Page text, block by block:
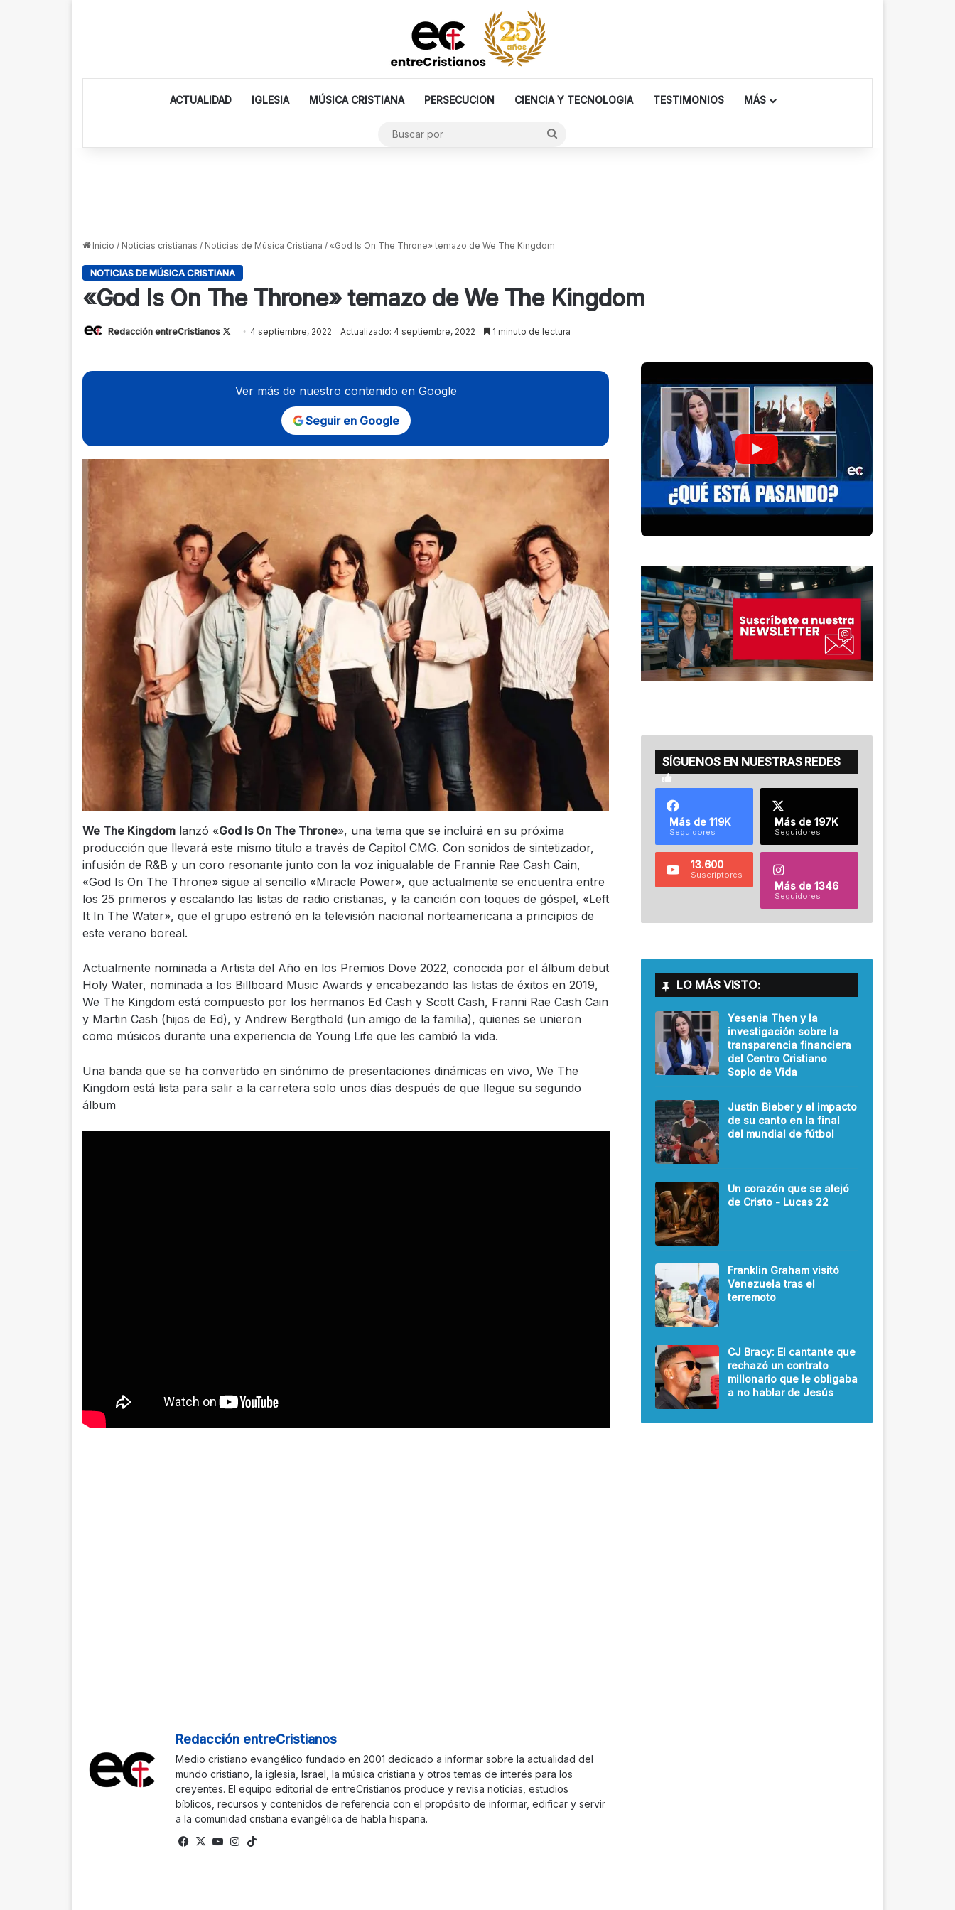
ACTUALIDAD IGLESIA MÚSICA CRISTIANA PERSECUCION CIENCIA Y TECNOLOGIA TESTIMONIOS MÁS
Inicio / Noticias cristianas / Noticias de Música Cristiana / «God Is On The Throne» temazo de We The Kingdom
NOTICIAS DE MÚSICA CRISTIANA
«God Is On The Throne» temazo de We The Kingdom
Redacción entreCristianos
Follow4 septiembre, 2022 Actualizado: 4 septiembre, 2022 1 minuto de lectura
Ver más de nuestro contenido en Google
Seguir en Google
We The Kingdomlanzó «God Is On The Throne», una tema que se incluirá en su próxima
producción que llevará este mismo título a través de Capitol CMG. Con sonidos de sintetizador,
infusión de R&B y un coro resonante junto con la voz inigualable de Frannie Rae Cash Cain,
«God Is On The Throne» sigue al sencillo «Miracle Power», que actualmente se encuentra entre
los 25 primeros y escalando las listas de radio cristianas, y la canción con toques de góspel, «Left
It In The Water», que el grupo estrenó en la televisión nacional norteamericana a principios de
este verano boreal.
Actualmente nominada a Artista del Año en los Premios Dove 2022, conocida por el álbum debut
Holy Water, nominada a los Billboard Music Awards y encabezando las listas de éxitos en 2019,
We The Kingdom está compuesto por los hermanos Ed Cash y Scott Cash, Franni Rae Cash Cain
y Martin Cash (hijos de Ed), y Andrew Bergthold (un amigo de la familia), quienes se unieron
como músicos durante una experiencia de Young Life que les cambió la vida.
Una banda que se ha convertido en sinónimo de presentaciones dinámicas en vivo, We The
Kingdom está lista para salir a la carretera solo unos días después de que llegue su segundo
álbum
Redacción entreCristianos
Medio cristiano evangélico fundado en 2001 dedicado a informar sobre la actualidad del
mundo cristiano, la iglesia, Israel, la música cristiana y otros temas de interés para los
creyentes. El equipo editorial de entreCristianos produce y revisa noticias, estudios
bíblicos, recursos y contenidos de referencia con el propósito de informar, edificar y servir
a la comunidad cristiana evangélica de habla hispana.
Facebook
X YouTubeInstagram
SÍGUENOS EN NUESTRAS REDES
Más de 119K
Seguidores
Más de 197K
Seguidores
13.600
Suscriptores
Más de 1346
Seguidores
LO MÁS VISTO:
Yesenia Then y la
investigación sobre la
transparencia financiera
del Centro Cristiano
Soplo de Vida
Justin Bieber y el impacto
de su canto en la final
del mundial de fútbol
Un corazón que se alejó
de Cristo - Lucas 22
Franklin Graham visitó
Venezuela tras el
terremoto
CJ Bracy: El cantante que
rechazó un contrato
millonario que le obligaba
a no hablar de Jesús